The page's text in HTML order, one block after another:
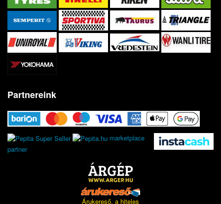
Partnereink
marketplace
partner
Árukereső, a hiteles